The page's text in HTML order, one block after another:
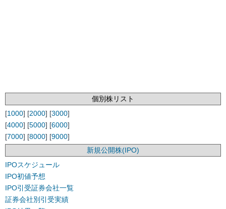
個別株リスト
[1000] [2000] [3000]
[4000] [5000] [6000]
[7000] [8000] [9000]
新規公開株(IPO)
IPOスケジュール
IPO初値予想
IPO引受証券会社一覧
証券会社別引受実績